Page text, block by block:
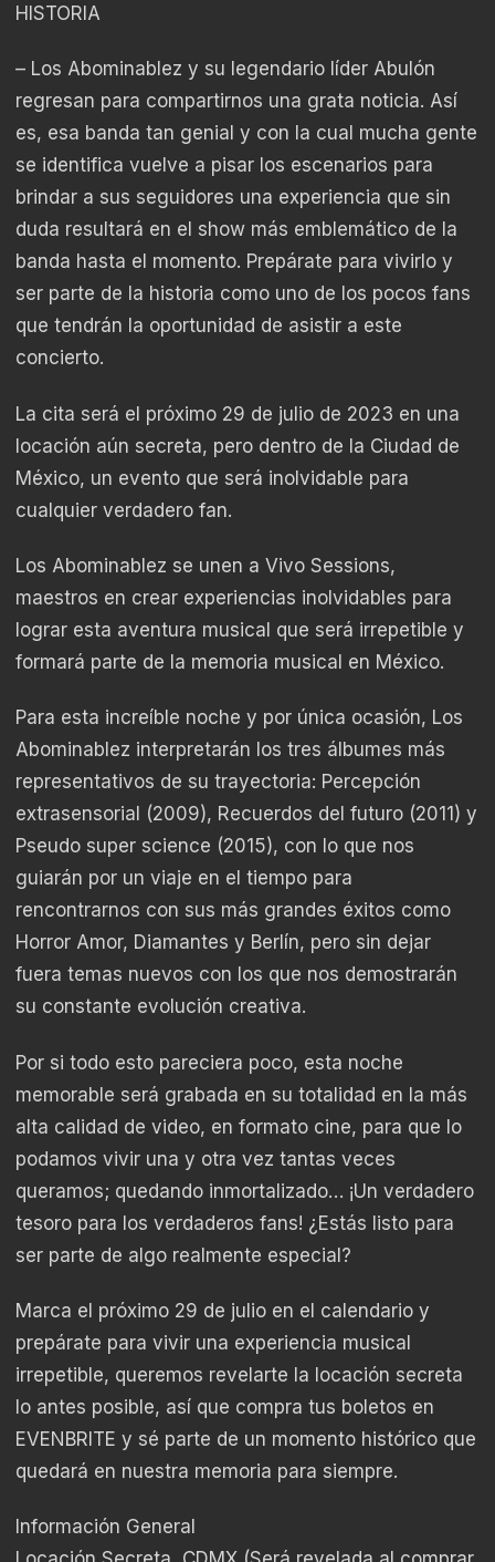
HISTORIA
– Los Abominablez y su legendario líder Abulón
regresan para compartirnos una grata noticia. Así
es, esa banda tan genial y con la cual mucha gente
se identifica vuelve a pisar los escenarios para
brindar a sus seguidores una experiencia que sin
duda resultará en el show más emblemático de la
banda hasta el momento. Prepárate para vivirlo y
ser parte de la historia como uno de los pocos fans
que tendrán la oportunidad de asistir a este
concierto.
La cita será el próximo 29 de julio de 2023 en una
locación aún secreta, pero dentro de la Ciudad de
México, un evento que será inolvidable para
cualquier verdadero fan.
Los Abominablez se unen a Vivo Sessions,
maestros en crear experiencias inolvidables para
lograr esta aventura musical que será irrepetible y
formará parte de la memoria musical en México.
Para esta increíble noche y por única ocasión, Los
Abominablez interpretarán los tres álbumes más
representativos de su trayectoria: Percepción
extrasensorial (2009), Recuerdos del futuro (2011) y
Pseudo super science (2015), con lo que nos
guiarán por un viaje en el tiempo para
rencontrarnos con sus más grandes éxitos como
Horror Amor, Diamantes y Berlín, pero sin dejar
fuera temas nuevos con los que nos demostrarán
su constante evolución creativa.
Por si todo esto pareciera poco, esta noche
memorable será grabada en su totalidad en la más
alta calidad de video, en formato cine, para que lo
podamos vivir una y otra vez tantas veces
queramos; quedando inmortalizado… ¡Un verdadero
tesoro para los verdaderos fans! ¿Estás listo para
ser parte de algo realmente especial?
Marca el próximo 29 de julio en el calendario y
prepárate para vivir una experiencia musical
irrepetible, queremos revelarte la locación secreta
lo antes posible, así que compra tus boletos en
EVENBRITE y sé parte de un momento histórico que
quedará en nuestra memoria para siempre.
Información General